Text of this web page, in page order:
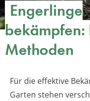
Engerlinge
bekämpfen:
Methoden
Für die effektive
Garten stehen